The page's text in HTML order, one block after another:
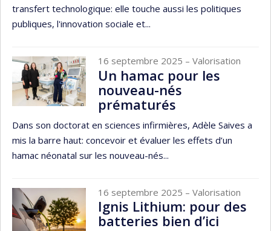
transfert technologique: elle touche aussi les politiques
publiques, l'innovation sociale et...
16 septembre 2025 – Valorisation
Un hamac pour les
nouveau-nés
prématurés
Dans son doctorat en sciences infirmières, Adèle Saives a
mis la barre haut: concevoir et évaluer les effets d’un
hamac néonatal sur les nouveau-nés...
16 septembre 2025 – Valorisation
Ignis Lithium: pour des
batteries bien d’ici